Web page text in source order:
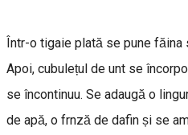
Într-o tigaie plată se pune făina
Apoi, cubulețul de unt se
se încontinuu. Se adaugă o
de apă, o frnză de dafin și se